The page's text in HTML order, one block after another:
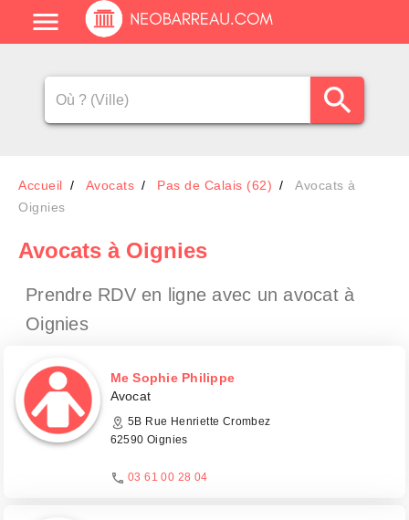
Accueil Avocats Pas de Calais (62)
Avocats à
Oignies
Avocats à Oignies
Prendre RDV en ligne avec un avocat à
Oignies
Me Sophie Philippe
Avocat
5B Rue Henriette Crombez
62590 Oignies
03 61 00 28 04